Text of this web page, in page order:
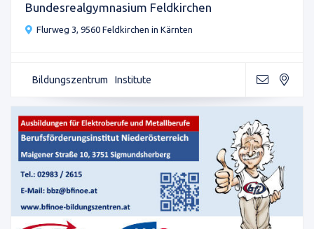
Bundesrealgymnasium Feldkirchen
Flurweg 3, 9560 Feldkirchen in Kärnten
Bildungszentrum Institute